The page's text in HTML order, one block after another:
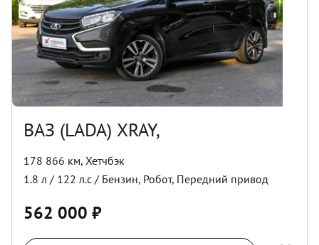
ВАЗ (LADA) XRAY,
178 866 км, Хетчбэк
1.8 л / 122 л.с / Бензин, Робот, Передний привод
562 000 ₽